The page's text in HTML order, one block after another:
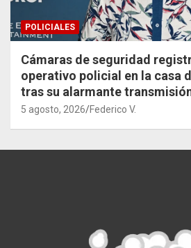
POLICIALES
Cámaras de seguridad
operativo policial en la casa
tras su alarmante
5 agosto, 2026 Federico V.